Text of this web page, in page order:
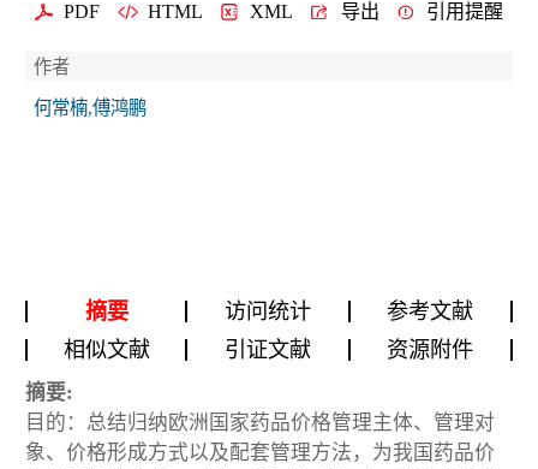
PDF HTML XML 导出 引用提醒
作者
何常楠,傅鸿鹏
摘要 访问统计
参考文献
相似文献
引证文献 资源附件
摘要:
目的：总结归纳欧洲国家药品价格管理主体、管理对
象、价格形成方式以及配套管理方法，为我国药品价